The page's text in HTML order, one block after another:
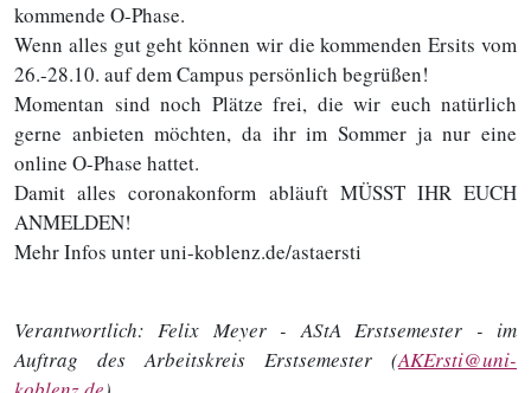
kommende O-Phase.
Wenn alles gut geht können wir die kommenden Ersits vom
26.-28.10. auf dem Campus persönlich begrüßen!
Momentan sind noch Plätze frei, die wir euch natürlich
gerne anbieten möchten, da ihr im Sommer ja nur eine
online O-Phase hattet.
Damit alles coronakonform abläuft MÜSST IHR EUCH
ANMELDEN!
Mehr Infos unter uni-koblenz.de/astaersti
Verantwortlich: Felix Meyer - AStA Erstsemester - im
Auftrag des Arbeitskreis Erstsemester (AKErsti@uni-